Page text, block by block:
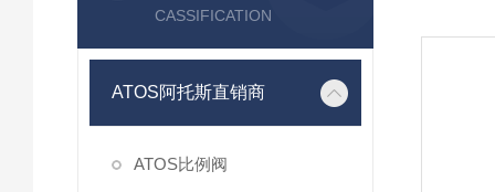
CASSIFICATION
ATOS阿托斯直销商
ATOS比例阀